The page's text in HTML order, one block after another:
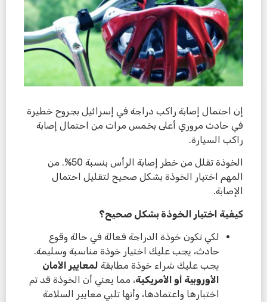
إن احتمال إصابة راكب دراجة في إسرائيل بجروح خطيرة
في حادث مروري أعلى بخمس مرات من احتمال إصابة
راكب السيارة.
الخوذة تقلل من خطر إصابة الرأس بنسبة 50%. من
المهم اختيار الخوذة بشكل صحيح لتقليل احتمال
الإصابة.
كيفية اختيار الخوذة بشكل صحيح؟
لكي تكون خوذة الدراجة فعالة في حالة وقوع
حادث، يجب عليك اختيار خوذة مناسبة وسليمة.
يجب عليك شراء خوذة مطابقة لمعايير الأمان
الأوروبية أو الأمريكية، مما يعني أن الخوذة قد تم
اختبارها واعتمادها، وأنها تلبي معايير السلامة